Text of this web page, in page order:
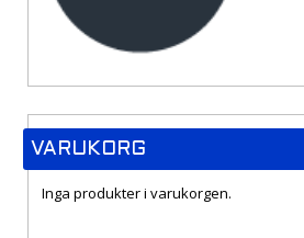
VARUKORG
Inga produkter i varukorgen.